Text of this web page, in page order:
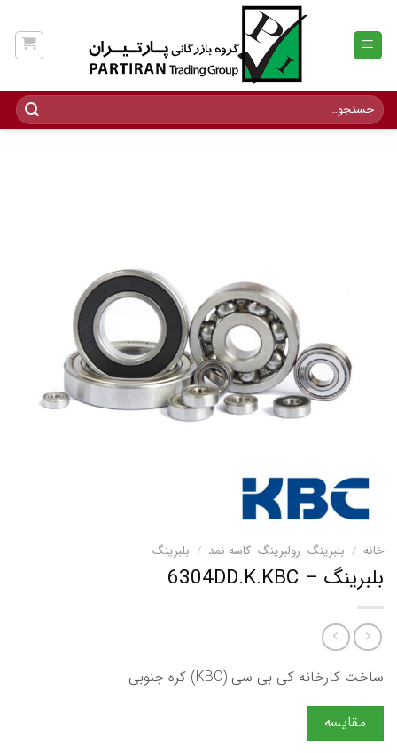
content
جستجو
برای:
خانه / بلبرینگ- رولبرینگ- کاسه نمد / بلبرینگ
بلبرینگ – 6304DD.K.KBC
ساخت کارخانه کی بی سی (KBC) کره جنوبی
مقایسه